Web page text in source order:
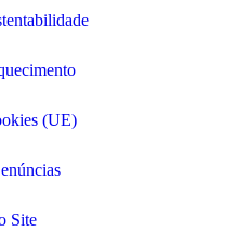
(UE)
Site